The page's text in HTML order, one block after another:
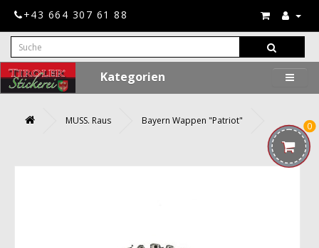
+43 664 307 61 88
0
Kategorien
MUSS. Raus Bayern Wappen "Patriot"